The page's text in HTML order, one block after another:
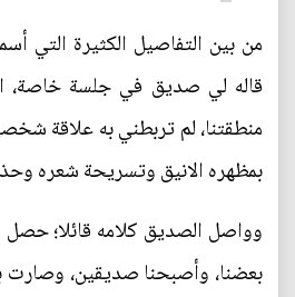
من بين التفاصيل الكثيرة التي
قاله لي صديق في جلسة خاصة،
منطقتنا، لم تربطني به علاقة
بمظهره الانيق وتسريحة شعره
وواصل الصديق كلامه قائلا؛ حصل
بعضنا، وأصبحنا صديقين، وصارت